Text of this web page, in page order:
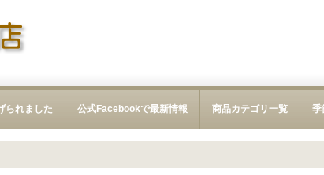
られました 公式Facebookで最新情報 商品カテゴリ一覧 季